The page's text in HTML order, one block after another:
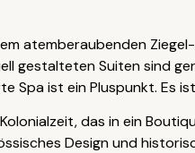
atemberaubenden
gestalteten Suiten sind
Spa ist ein Pluspunkt. Es
das in ein
Design und